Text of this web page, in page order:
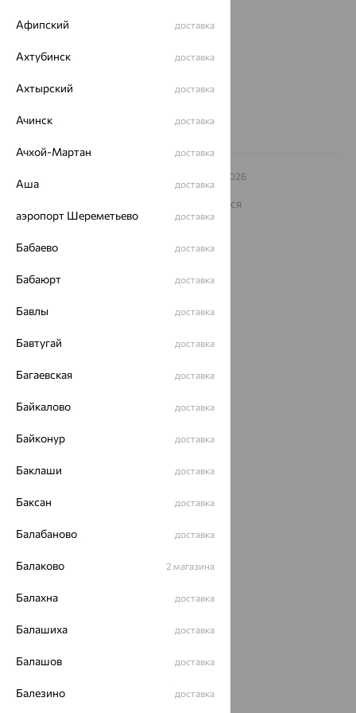
еще 3
Другие города
Заказать звонок
– 2026
Архив акций
Карта сайта
На информационном ресурсе применяются
рекомендательные технологии
Политика конфеденциальности
Разработка сайта —
Афипский доставка
Ахтубинск доставка
Ахтырский доставка
Ачинск доставка
Ачхой-Мартан доставка
Аша доставка
аэропорт Шереметьево доставка
Бабаево доставка
Бабаюрт доставка
Бавлы доставка
Бавтугай доставка
Багаевская доставка
Байкалово доставка
Байконур доставка
Баклаши доставка
Баксан доставка
Балабаново доставка
Балаково 2 магазина
Балахна доставка
Балашиха доставка
Балашов доставка
Балезино доставка